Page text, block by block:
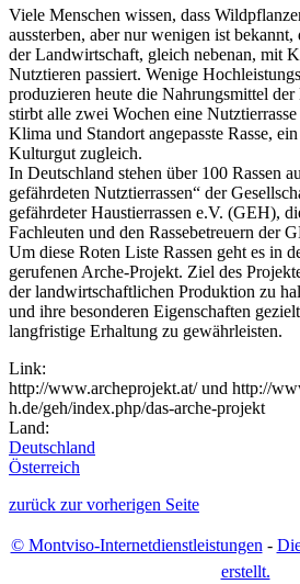
Viele Menschen wissen, dass
aussterben, aber nur wenigen ist
der Landwirtschaft, gleich nebenan, mit
Nutztieren passiert. Wenige
produzieren heute die Nahrungsmittel
stirbt alle zwei Wochen eine
Klima und Standort angepasste Rasse,
Kulturgut zugleich.
In Deutschland stehen über 100 Rassen
gefährdeten Nutztierrassen“ der
gefährdeter Haustierrassen e.V. (GEH),
Fachleuten und den Rassebetreuern der
Um diese Roten Liste Rassen geht es in
gerufenen Arche-Projekt. Ziel des
der landwirtschaftlichen Produktion zu
und ihre besonderen Eigenschaften
langfristige Erhaltung zu gewährleisten.
Link:
http://www.archeprojekt.at/ und http://
h.de/geh/index.php/das-arche-projekt
Land:
Deutschland
Österreich
zurück zur vorherigen Seite
© Montviso-Internetdienstleistungen-
erstellt.